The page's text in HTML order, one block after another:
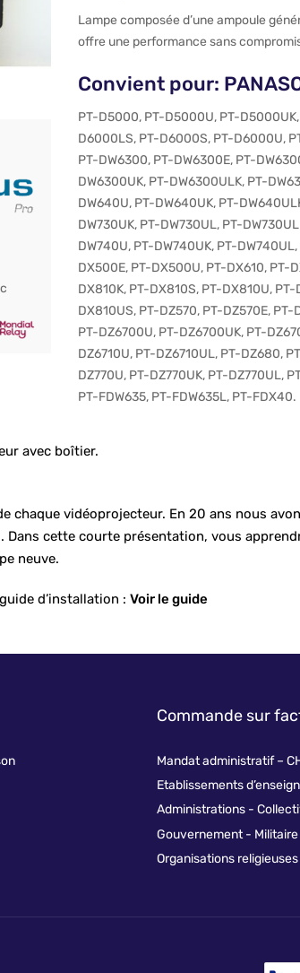
Lampe composée d’une ampoule
offre une performance sans
Convient pour:
PT-D5000, PT-D5000U, PT-D5000UK,
D6000LS, PT-D6000S, PT-D6000U,
PT-DW6300, PT-DW6300E, PT-
DW6300UK, PT-DW6300ULK, PT-
DW640U, PT-DW640UK, PT-
DW730UK, PT-DW730UL, PT-
DW740U, PT-DW740UK, PT-DW740UL,
DX500E, PT-DX500U, PT-DX610, PT-
DX810K, PT-DX810S, PT-DX810U, PT-
DX810US, PT-DZ570, PT-DZ570E, PT-
PT-DZ6700U, PT-DZ6700UK, PT-
DZ6710U, PT-DZ6710UL, PT-DZ680,
DZ770U, PT-DZ770UK, PT-DZ770UL,
PT-FDW635, PT-FDW635L, PT-FDX40.
avec boîtier.
chaque vidéoprojecteur. En 20 ans nous
cette courte présentation, vous
neuve.
d’installation : Voir le guide
Commande sur
Mandat administratif –
Etablissements
Administrations -
Gouvernement - Militaire
Organisations religieuses